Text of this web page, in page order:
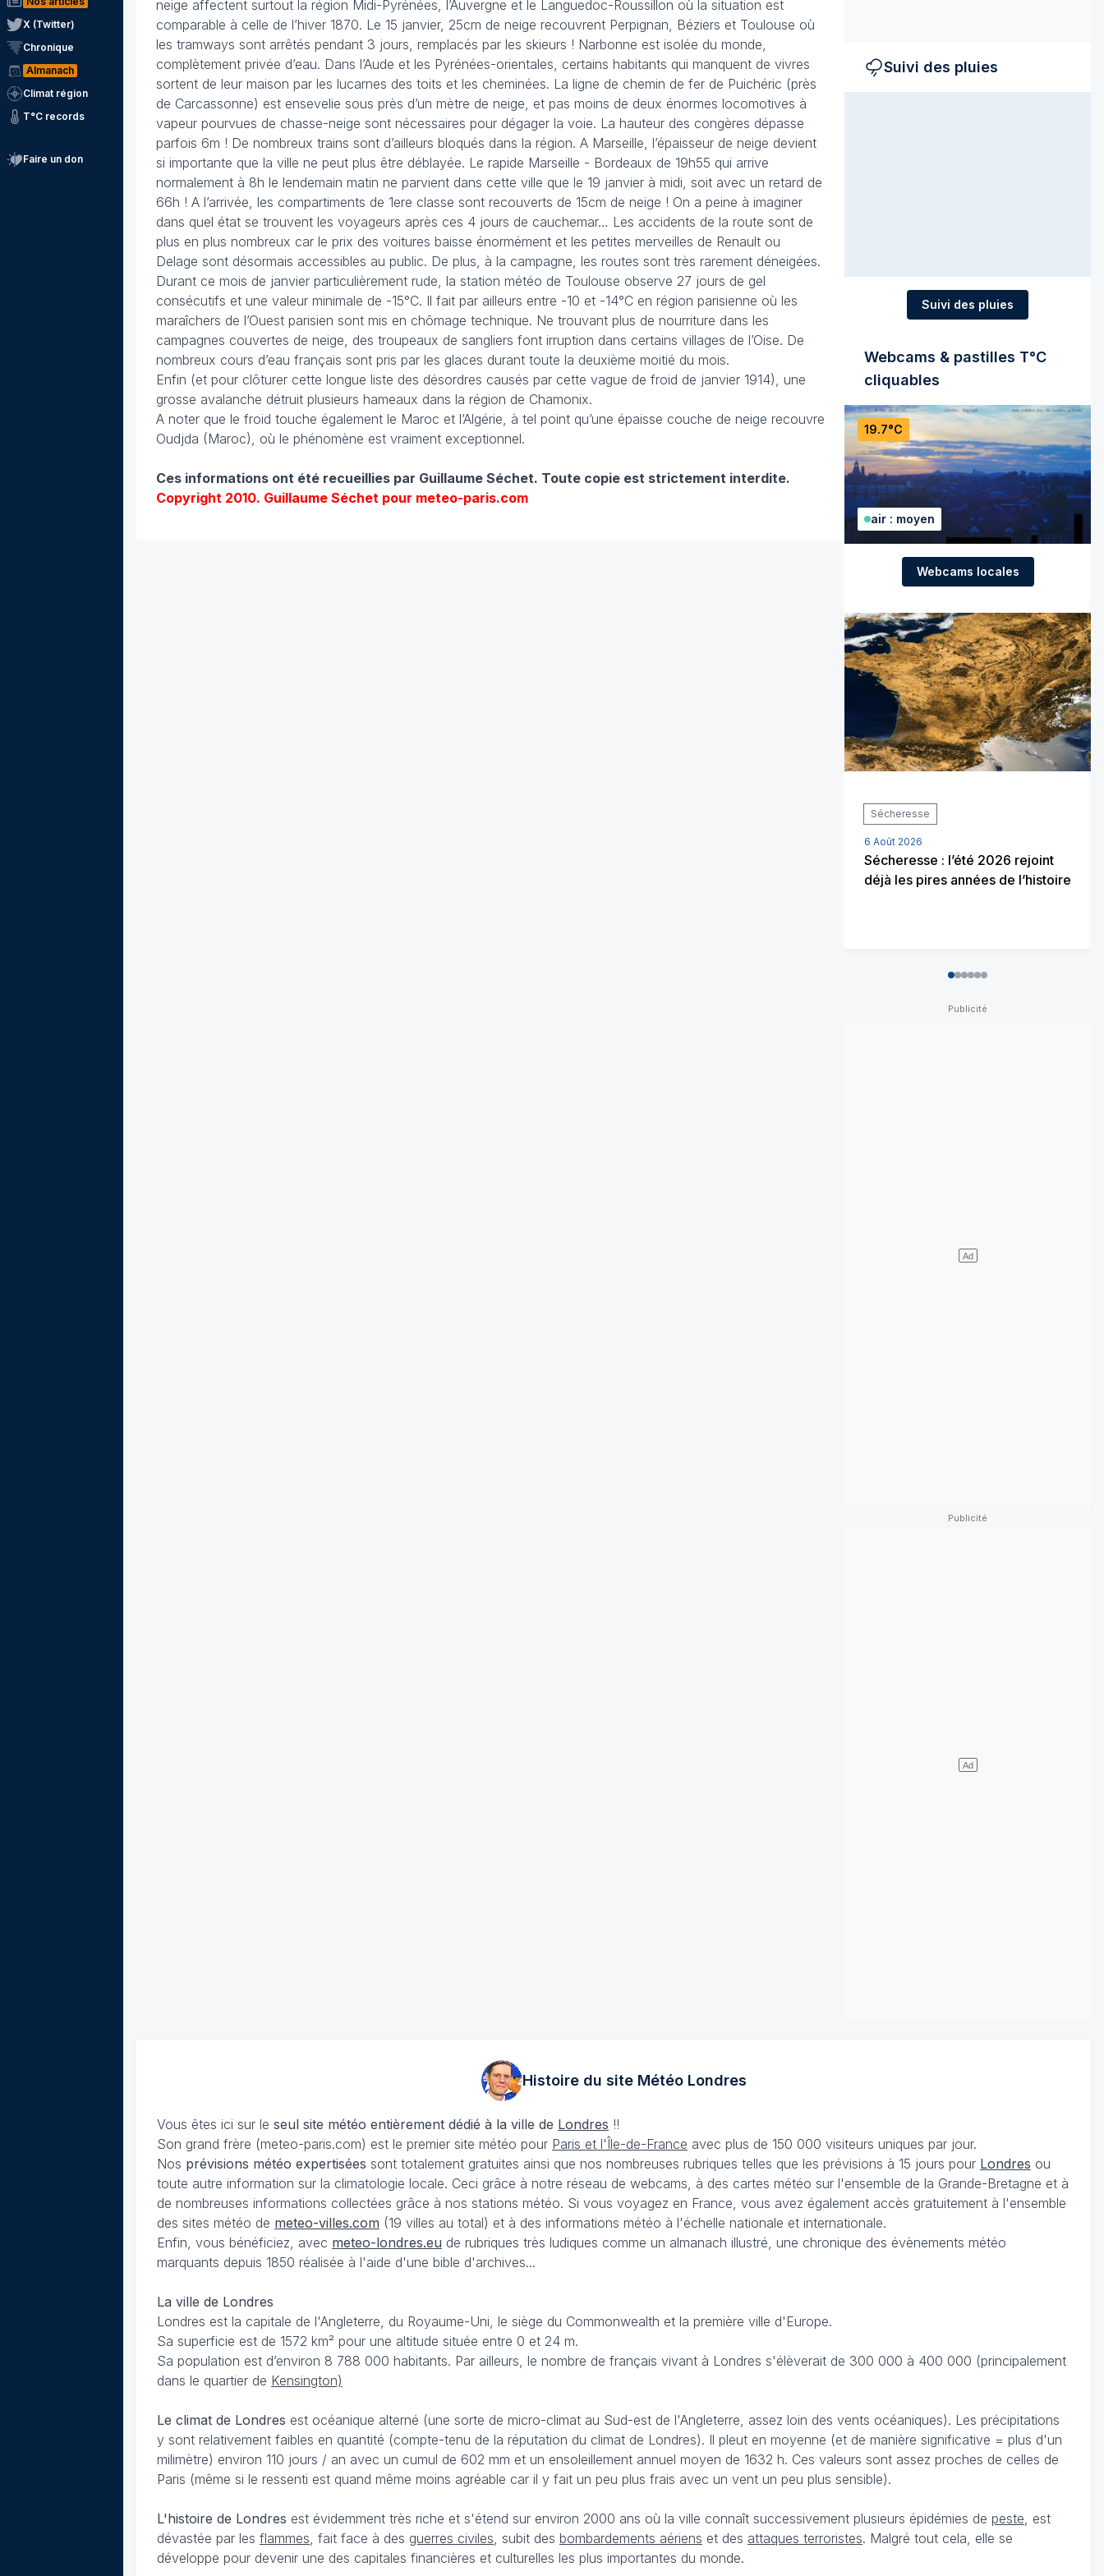
X (Twitter)
Chronique
Almanach
Climat région
T°C records
Faire un don
neige affectent surtout la région Midi-Pyrénées, l’Auvergne et le Languedoc-Roussillon où la situation est
comparable à celle de l’hiver 1870. Le 15 janvier, 25cm de neige recouvrent Perpignan, Béziers et Toulouse où
les tramways sont arrêtés pendant 3 jours, remplacés par les skieurs ! Narbonne est isolée du monde,
complètement privée d’eau. Dans l’Aude et les Pyrénées-orientales, certains habitants qui manquent de vivres
sortent de leur maison par les lucarnes des toits et les cheminées. La ligne de chemin de fer de Puichéric (près
de Carcassonne) est ensevelie sous près d’un mètre de neige, et pas moins de deux énormes locomotives à
vapeur pourvues de chasse-neige sont nécessaires pour dégager la voie. La hauteur des congères dépasse
parfois 6m ! De nombreux trains sont d’ailleurs bloqués dans la région. A Marseille, l’épaisseur de neige devient
si importante que la ville ne peut plus être déblayée. Le rapide Marseille - Bordeaux de 19h55 qui arrive
normalement à 8h le lendemain matin ne parvient dans cette ville que le 19 janvier à midi, soit avec un retard de
66h ! A l’arrivée, les compartiments de 1ere classe sont recouverts de 15cm de neige ! On a peine à imaginer
dans quel état se trouvent les voyageurs après ces 4 jours de cauchemar… Les accidents de la route sont de
plus en plus nombreux car le prix des voitures baisse énormément et les petites merveilles de Renault ou
Delage sont désormais accessibles au public. De plus, à la campagne, les routes sont très rarement déneigées.
Durant ce mois de janvier particulièrement rude, la station météo de Toulouse observe 27 jours de gel
consécutifs et une valeur minimale de -15°C. Il fait par ailleurs entre -10 et -14°C en région parisienne où les
maraîchers de l’Ouest parisien sont mis en chômage technique. Ne trouvant plus de nourriture dans les
campagnes couvertes de neige, des troupeaux de sangliers font irruption dans certains villages de l’Oise. De
nombreux cours d’eau français sont pris par les glaces durant toute la deuxième moitié du mois.
Enfin (et pour clôturer cette longue liste des désordres causés par cette vague de froid de janvier 1914), une
grosse avalanche détruit plusieurs hameaux dans la région de Chamonix.
A noter que le froid touche également le Maroc et l’Algérie, à tel point qu’une épaisse couche de neige recouvre
Oudjda (Maroc), où le phénomène est vraiment exceptionnel.
Ces informations ont été recueillies par Guillaume Séchet. Toute copie est strictement interdite.
Copyright 2010. Guillaume Séchet pour meteo-paris.com
Suivi des pluies
Suivi des pluies
Webcams & pastilles T°C
cliquables
19.7°C
air : moyen
Webcams locales
Sécheresse
6 Août 2026
Sécheresse : l’été 2026 rejoint
déjà les pires années de l’histoire
012345
Histoire du site MétéoLondres
Vous êtes ici sur le seul site météo entièrement dédié à la ville de Londres !!
Son grand frère (meteo-paris.com) est le premier site météo pour Paris et l'Île-de-France avec plus de 150 000 visiteurs uniques par jour.
Nos prévisions météo expertisées sont totalement gratuites ainsi que nos nombreuses rubriques telles que les prévisions à 15 jours pour Londres ou
toute autre information sur la climatologie locale. Ceci grâce à notre réseau de webcams, à des cartes météo sur l'ensemble de la Grande-Bretagne et à
de nombreuses informations collectées grâce à nos stations météo. Si vous voyagez en France, vous avez également accès gratuitement à l'ensemble
des sites météo de meteo-villes.com (19 villes au total) et à des informations météo à l'échelle nationale et internationale.
Enfin, vous bénéficiez, avec meteo-londres.eu de rubriques très ludiques comme un almanach illustré, une chronique des évènements météo
marquants depuis 1850 réalisée à l'aide d'une bible d'archives...
La ville de Londres
Londres est la capitale de l'Angleterre, du Royaume-Uni, le siège du Commonwealth et la première ville d'Europe.
Sa superficie est de 1572 km² pour une altitude située entre 0 et 24 m.
Sa population est d’environ 8 788 000 habitants. Par ailleurs, le nombre de français vivant à Londres s'élèverait de 300 000 à 400 000 (principalement
dans le quartier de Kensington)
Le climat de Londres est océanique alterné (une sorte de micro-climat au Sud-est de l'Angleterre, assez loin des vents océaniques). Les précipitations
y sont relativement faibles en quantité (compte-tenu de la réputation du climat de Londres). Il pleut en moyenne (et de manière significative = plus d'un
milimètre) environ 110 jours / an avec un cumul de 602 mm et un ensoleillement annuel moyen de 1632 h. Ces valeurs sont assez proches de celles de
Paris (même si le ressenti est quand même moins agréable car il y fait un peu plus frais avec un vent un peu plus sensible).
L'histoire de Londres est évidemment très riche et s'étend sur environ 2000 ans où la ville connaît successivement plusieurs épidémies de peste , est
dévastée par les flammes , fait face à des guerres civiles , subit des bombardements aériens et des attaques terroristes. Malgré tout cela, elle se
développe pour devenir une des capitales financières et culturelles les plus importantes du monde.